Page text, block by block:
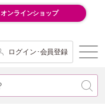
オンラインショップ
ログイン･会員登録